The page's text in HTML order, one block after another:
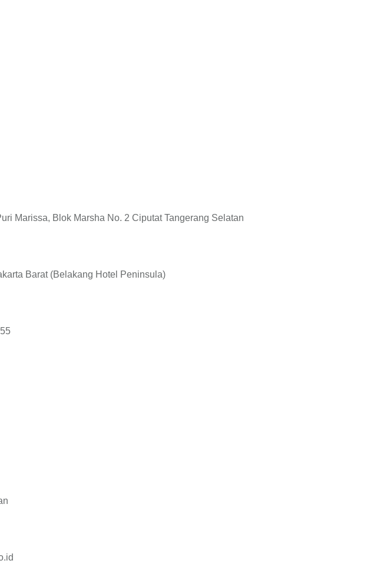
Marissa, Blok Marsha No. 2 Ciputat Tangerang Selatan
Barat (Belakang Hotel Peninsula)